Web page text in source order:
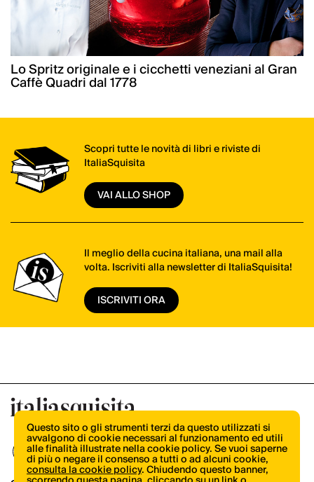
Lo Spritz originale e i cicchetti veneziani al Gran
Caffè Quadri dal 1778
Scopri tutte le novità di libri e riviste di
ItaliaSquisita
VAI ALLO SHOP
Il meglio della cucina italiana, una mail alla
volta. Iscriviti alla newsletter di ItaliaSquisita!
ISCRIVITI ORA
Questo sito o gli strumenti terzi da questo utilizzati si
avvalgono di cookie necessari al funzionamento ed utili
alle finalità illustrate nella cookie policy. Se vuoi saperne
di più o negare il consenso a tutti o ad alcuni cookie,
consulta la cookie policy. Chiudendo questo banner,